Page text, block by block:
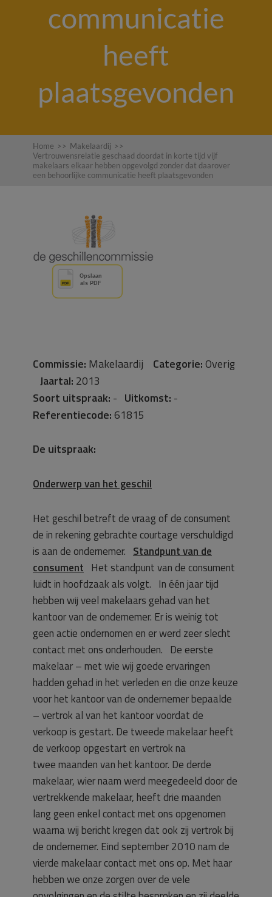
communicatie
heeft
plaatsgevonden
Home >> Makelaardij >>
Vertrouwensrelatie geschaad doordat in korte tijd vijf
makelaars elkaar hebben opgevolgd zonder dat daarover
een behoorlijke communicatie heeft plaatsgevonden
Commissie: Makelaardij Categorie:Overig
Jaartal: 2013
Soort uitspraak: - Uitkomst: -
Referentiecode:61815
De uitspraak:
Onderwerp van het geschil
Het geschil betreft de vraag of de consument
de in rekening gebrachte courtage verschuldigd
is aan de ondernemer. Standpunt van de
consument Het standpunt van de consument
luidt in hoofdzaak als volgt. In één jaar tijd
hebben wij veel makelaars gehad van het
kantoor van de ondernemer. Er is weinig tot
geen actie ondernomen en er werd zeer slecht
contact met ons onderhouden. De eerste
makelaar – met wie wij goede ervaringen
hadden gehad in het verleden en die onze keuze
voor het kantoor van de ondernemer bepaalde
– vertrok al van het kantoor voordat de
verkoop is gestart. De tweede makelaar heeft
de verkoop opgestart en vertrok na
twee maanden van het kantoor. De derde
makelaar, wier naam werd meegedeeld door de
vertrekkende makelaar, heeft drie maanden
lang geen enkel contact met ons opgenomen
waarna wij bericht kregen dat ook zij vertrok bij
de ondernemer. Eind september 2010 nam de
vierde makelaar contact met ons op. Met haar
hebben we onze zorgen over de vele